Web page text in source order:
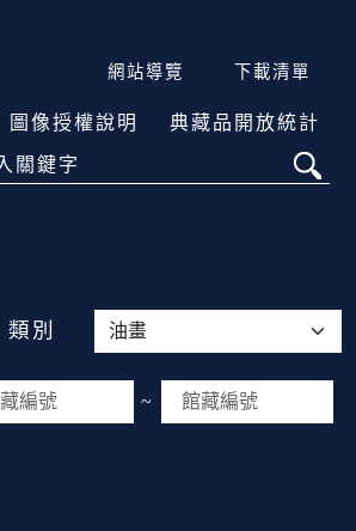
網站導覽 下載清單
圖像授權說明 典藏品開放統計
鍵字
類別
~